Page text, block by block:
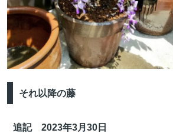
それ以降の藤
追記 2023年3月30日